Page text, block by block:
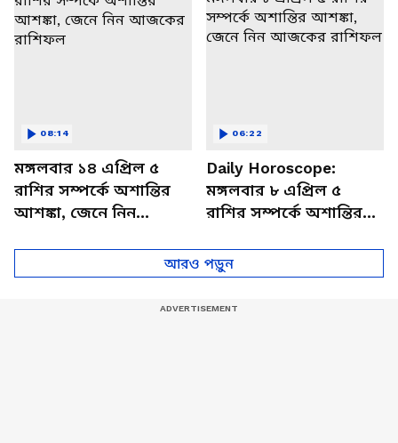
মঙ্গলবার ১৪ এপ্রিল ৫
রাশির সম্পর্কে অশান্তির
আশঙ্কা, জেনে নিন
08:14
Daily Horoscope:
মঙ্গলবার ৮ এপ্রিল ৫
রাশির সম্পর্কে অশান্তির
আজকের রাশিফল
06:22
আরও পড়ুন